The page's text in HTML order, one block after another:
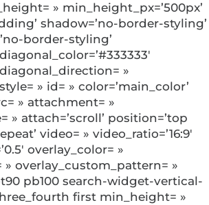
» min_height_px=’500px’
shadow=’no-border-styling’
border-styling’
»
» id= » color=’main_color’
» attachment= »
» attach=’scroll’ position=’top
video= » video_ratio=’16:9′
overlay_color= »
overlay_custom_pattern= »
pb100 search-widget-vertical-
first min_height= »